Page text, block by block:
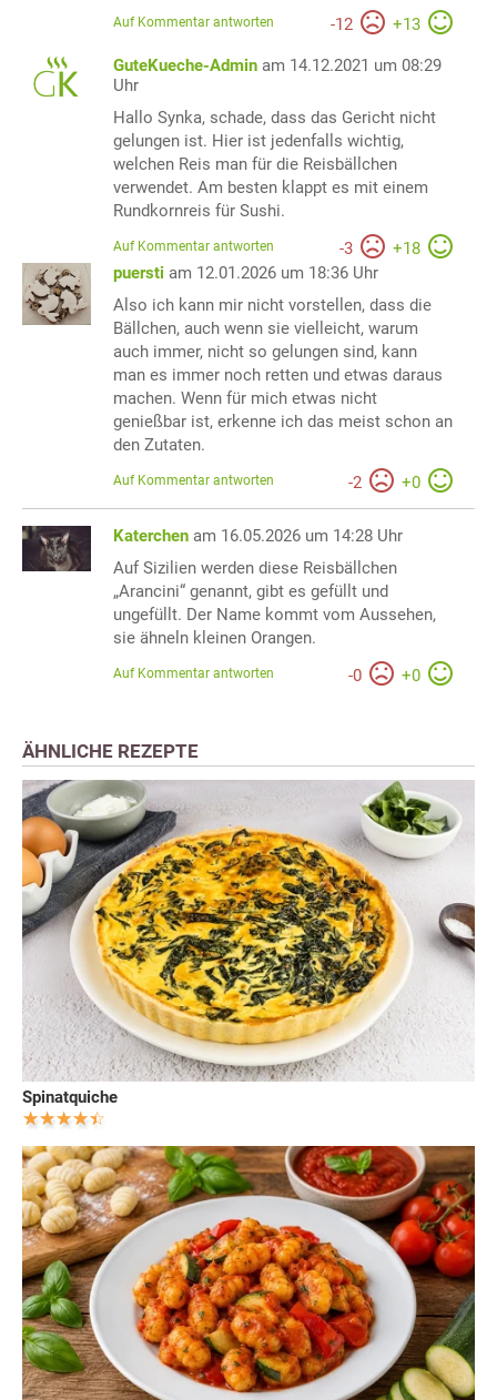
-12 +13
Auf Kommentar antworten
GuteKueche-Admin am 14.12.2021 um 08:29
Uhr
Hallo Synka, schade, dass das Gericht nicht
gelungen ist. Hier ist jedenfalls wichtig,
welchen Reis man für die Reisbällchen
verwendet. Am besten klappt es mit einem
Rundkornreis für Sushi.
-3 +18
Auf Kommentar antworten
puersti am 12.01.2026 um 18:36 Uhr
Also ich kann mir nicht vorstellen, dass die
Bällchen, auch wenn sie vielleicht, warum
auch immer, nicht so gelungen sind, kann
man es immer noch retten und etwas daraus
machen. Wenn für mich etwas nicht
genießbar ist, erkenne ich das meist schon an
den Zutaten.
-2 +0
Auf Kommentar antworten
Katerchen am 16.05.2026 um 14:28 Uhr
Auf Sizilien werden diese Reisbällchen
„Arancini“ genannt, gibt es gefüllt und
ungefüllt. Der Name kommt vom Aussehen,
sie ähneln kleinen Orangen.
-0 +0
Auf Kommentar antworten
ÄHNLICHE REZEPTE
Spinatquiche